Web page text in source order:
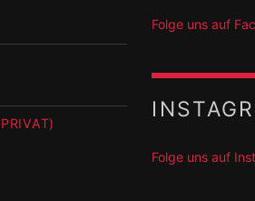
Folge uns auf
Folge uns auf